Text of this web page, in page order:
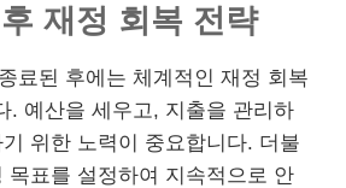
재정 회복 전략
료된 후에는 체계적인 재정 회복
. 예산을 세우고, 지출을 관리하
위한 노력이 중요합니다. 더불
목표를 설정하여 지속적으로 안